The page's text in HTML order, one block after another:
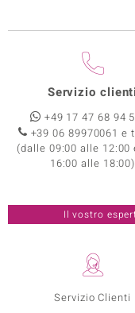
Servizio Clienti
Servizio clienti
+49 17 47 68 94
+39 06 89970061 e
(dalle 09:00 alle 12:00
16:00 alle 18:00)
Il vostro